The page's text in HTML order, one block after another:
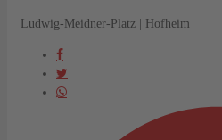
Ludwig-Meidner-Platz | Hofheim